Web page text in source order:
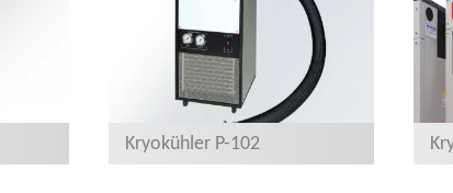
Kryokühler P-102